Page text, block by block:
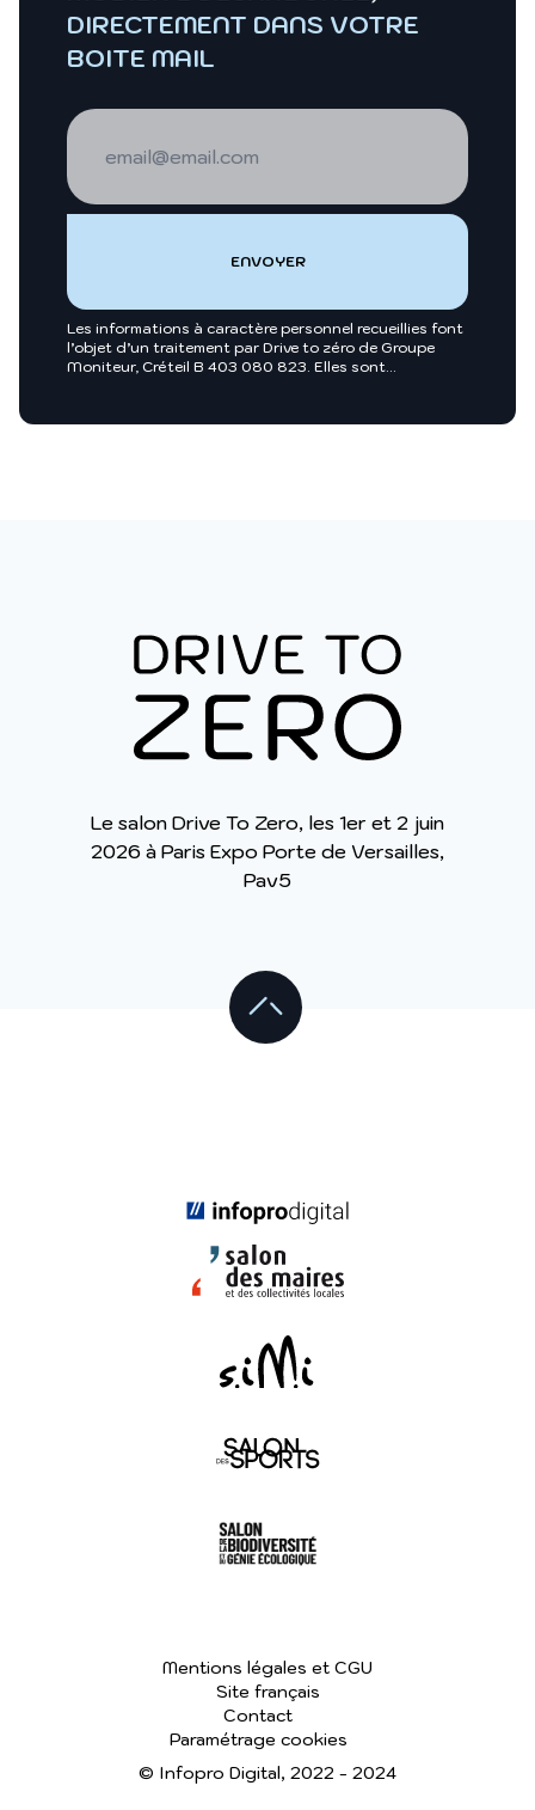
DIRECTEMENT DANS VOTRE
BOITE MAIL
Les informations à caractère personnel recueillies font
l’objet d’un traitement par Drive to zéro de Groupe
Moniteur, Créteil B 403 080 823. Elles sont
Groupe Moniteur ou toutes sociétés du groupe
Le salon Drive To Zero, les 1er et 2 juin
2026 à Paris Expo Porte de Versailles,
Pav5
Mentions légales et CGU
Site français
Contact
Paramétrage cookies
© Infopro Digital, 2022 - 2024